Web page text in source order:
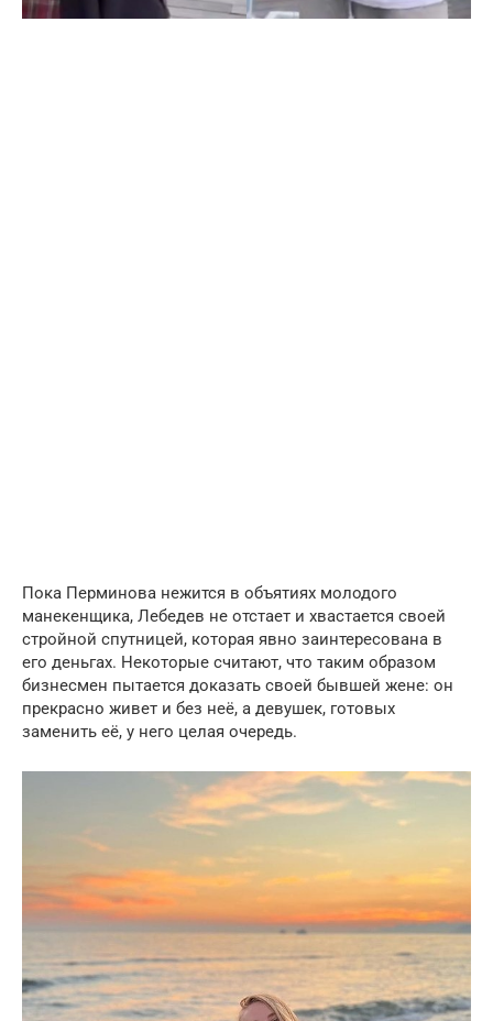
Пока Перминова нежится в объятиях молодого
манекенщика, Лебедев не отстает и хвастается своей
стройной спутницей, которая явно заинтересована в
его деньгах. Некоторые считают, что таким образом
бизнесмен пытается доказать своей бывшей жене: он
прекрасно живет и без неё, а девушек, готовых
заменить её, у него целая очередь.